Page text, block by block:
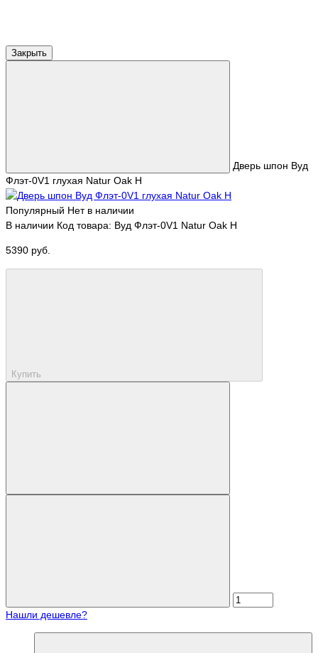
Закрыть
Дверь шпон Вуд
Флэт-0V1 глухая Natur Oak H
Популярный Нет в наличии
В наличии Код товара: Вуд Флэт-0V1 Natur Oak H
5390 руб.
Купить
Нашли дешевле?